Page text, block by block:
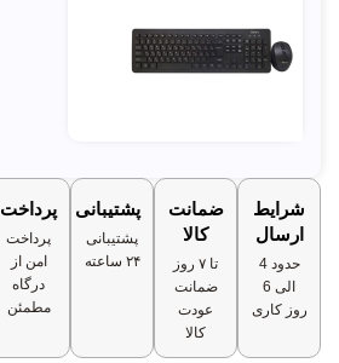
شرایط
ارسال
حدود 4
الی 6
روز کاری
ضمانت
کالا
تا ۷ روز
ضمانت
عودت
کالا
پشتیبانی
پشتیبانی
۲۴ ساعته
پرداخت
پرداخت
امن از
درگاه
مطمئن